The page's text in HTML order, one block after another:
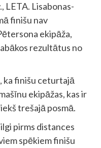
LETA. Lisabonas-
finišu nav
ekipāža,
rezultātus no
ka finišu ceturtajā
ekipāžas, kas ir
trešajā posmā.
pirms distances
spēkiem finišu